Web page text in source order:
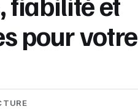
pour votre